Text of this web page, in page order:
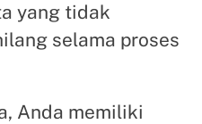
yang tidak
selama proses
Anda memiliki